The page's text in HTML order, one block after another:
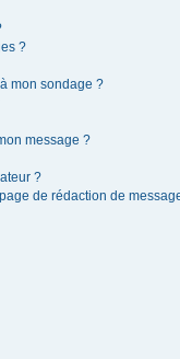
?
mon sondage ?
message ?
?
de rédaction de